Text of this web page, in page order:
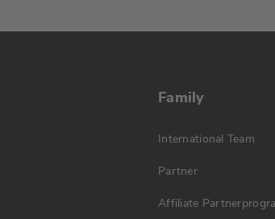
Family
International Team
Partner
Affiliate